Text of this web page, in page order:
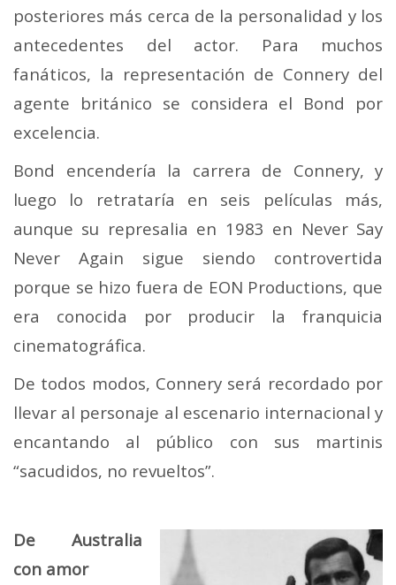
posteriores más cerca de la personalidad y los
antecedentes del actor. Para muchos
fanáticos, la representación de Connery del
agente británico se considera el Bond por
excelencia.
Bond encendería la carrera de Connery, y
luego lo retrataría en seis películas más,
aunque su represalia en 1983 en Never Say
Never Again sigue siendo controvertida
porque se hizo fuera de EON Productions, que
era conocida por producir la franquicia
cinematográfica.
De todos modos, Connery será recordado por
llevar al personaje al escenario internacional y
encantando al público con sus martinis
“sacudidos, no revueltos”.
De Australia
con amor